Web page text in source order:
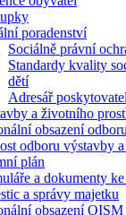
poradenství
Sociálně právní
Standardy kvality
dětí
Adresář
a životního
obsazení
odboru výstavby
plán
a dokumenty ke
a správy majetku
obsazení OISM